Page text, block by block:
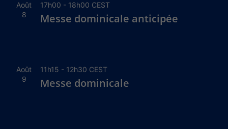
Août
8
17h00 - 18h00 CEST
Messe dominicale anticipée
Août
9
11h15 - 12h30 CEST
Messe dominicale